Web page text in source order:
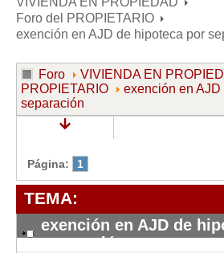
Otros contratos de Arrendamiento
Requerimientos y comunicaciones
Para contratos anteriores al 6 de
Para contratos de Renta Antigua
Formularios sobre Vivienda en
Modelos de Contratos
Requerimientos y comunicaciones
Formularios sobre Propiedad
Modelos de Convocatoria de Junta
Foro del PROPIETARIO
exención en AJD de hipoteca por
Foro VIVIENDA EN
PROPIETARIO
exención en
separación
Página: 1
TEMA:
exención en AJD de
separación